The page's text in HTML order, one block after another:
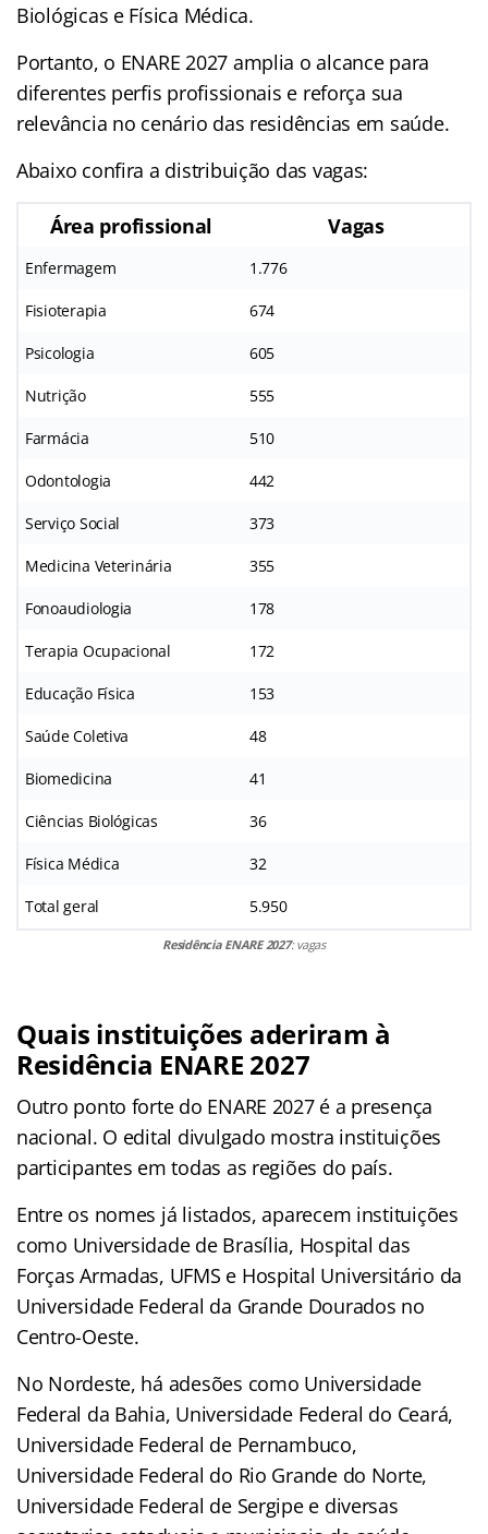
Biológicas e Física Médica.
Portanto, o ENARE 2027 amplia o alcance para
diferentes perfis profissionais e reforça sua
relevância no cenário das residências em saúde.
Abaixo confira a distribuição das vagas:
Área profissional Vagas
Enfermagem 1.776
Fisioterapia 674
Psicologia 605
Nutrição 555
Farmácia 510
Odontologia 442
Serviço Social 373
Medicina Veterinária 355
Fonoaudiologia 178
Terapia Ocupacional 172
Educação Física 153
Saúde Coletiva 48
Biomedicina 41
Ciências Biológicas 36
Física Médica 32
Total geral 5.950
Residência ENARE 2027: vagas
Quais instituições aderiram à
Residência ENARE 2027
Outro ponto forte do ENARE 2027 é a presença
nacional. O edital divulgado mostra instituições
participantes em todas as regiões do país.
Entre os nomes já listados, aparecem instituições
como Universidade de Brasília, Hospital das
Forças Armadas, UFMS e Hospital Universitário da
Universidade Federal da Grande Dourados no
Centro-Oeste.
No Nordeste, há adesões como Universidade
Federal da Bahia, Universidade Federal do Ceará,
Universidade Federal de Pernambuco,
Universidade Federal do Rio Grande do Norte,
Universidade Federal de Sergipe e diversas